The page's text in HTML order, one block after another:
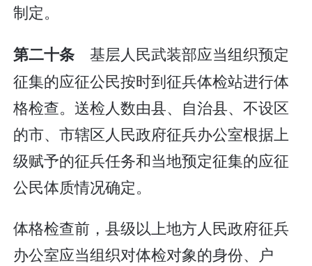
制定。
第二十条 基层人民武装部应当组织预定
征集的应征公民按时到征兵体检站进行体
格检查。送检人数由县、自治县、不设区
的市、市辖区人民政府征兵办公室根据上
级赋予的征兵任务和当地预定征集的应征
公民体质情况确定。
体格检查前，县级以上地方人民政府征兵
办公室应当组织对体检对象的身份、户